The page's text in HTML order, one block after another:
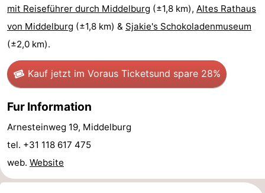
Aussichtspunkte
Attraktionen
-
Spielplätze
-
Indoor-
Spielplätze
-
Bowling
Wellness-
&
Natur
mit Reiseführer durch Middelburg (±1,8 km), Altes Rathaus
von Middelburg (±1,8 km) & Sjakie's Schokoladenmuseum
(±2,0 km).
Kauf jetzt im Voraus Ticketsund spare 28%
Fur Information
Arnesteinweg 19, Middelburg
tel. +31 118 617 475
web. Website